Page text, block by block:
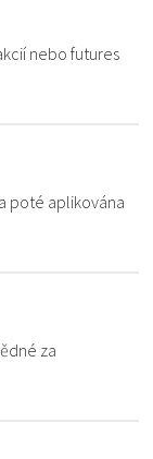
nebo futures
poté aplikována
za